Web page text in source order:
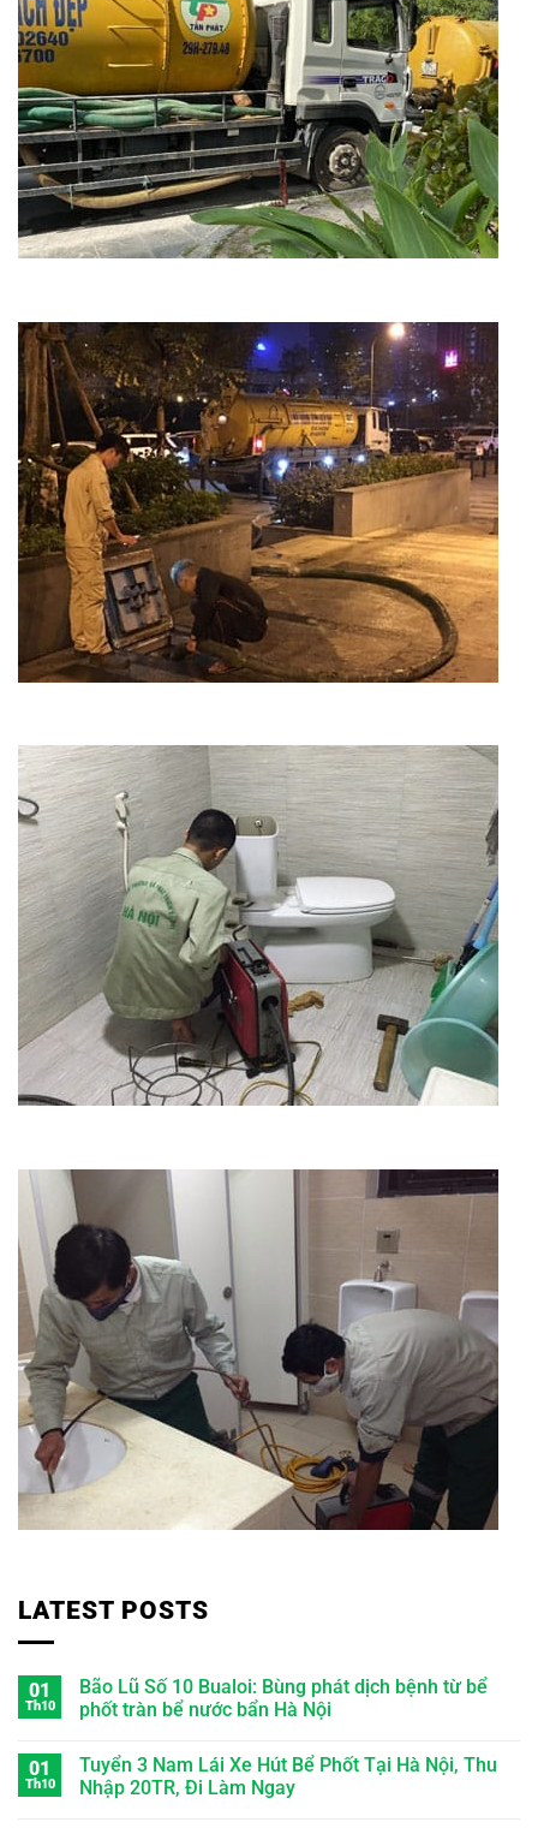
LATEST POSTS
01
Th10
Bão Lũ Số 10 Bualoi: Bùng phát dịch bệnh từ bể
phốt tràn bể nước bẩn Hà Nội
01
Th10
Tuyển 3 Nam Lái Xe Hút Bể Phốt Tại Hà Nội, Thu
Nhập 20TR, Đi Làm Ngay